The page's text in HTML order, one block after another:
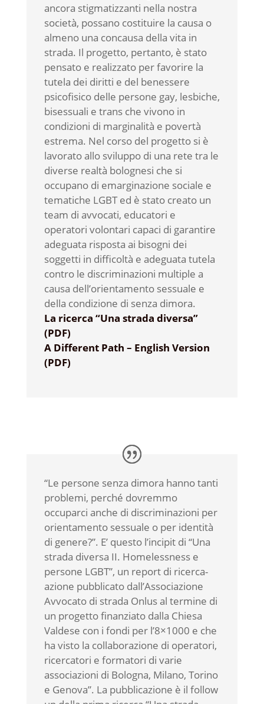
ancora stigmatizzanti nella nostra
società, possano costituire la causa o
almeno una concausa della vita in
strada. Il progetto, pertanto, è stato
pensato e realizzato per favorire la
tutela dei diritti e del benessere
psicofisico delle persone gay, lesbiche,
bisessuali e trans che vivono in
condizioni di marginalità e povertà
estrema. Nel corso del progetto si è
lavorato allo sviluppo di una rete tra le
diverse realtà bolognesi che si
occupano di emarginazione sociale e
tematiche LGBT ed è stato creato un
team di avvocati, educatori e
operatori volontari capaci di garantire
adeguata risposta ai bisogni dei
soggetti in difficoltà e adeguata tutela
contro le discriminazioni multiple a
causa dell’orientamento sessuale e
della condizione di senza dimora.
La ricerca “Una strada diversa”
(PDF)
A Different Path – English Version
(PDF)
“Le persone senza dimora hanno tanti
problemi, perché dovremmo
occuparci anche di discriminazioni per
orientamento sessuale o per identità
di genere?”. E’ questo l’incipit di “Una
strada diversa II. Homelessness e
persone LGBT”, un report di ricerca-
azione pubblicato dall’Associazione
Avvocato di strada Onlus al termine di
un progetto finanziato dalla Chiesa
Valdese con i fondi per l’8×1000 e che
ha visto la collaborazione di operatori,
ricercatori e formatori di varie
associazioni di Bologna, Milano, Torino
e Genova”. La pubblicazione è il follow